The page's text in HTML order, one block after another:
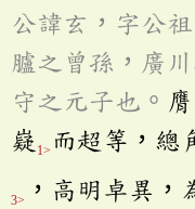
公諱玄，字公
臚之曾孫，廣
守之元子也。
嶷 1> 而超等，總
3>
，高明卓異，